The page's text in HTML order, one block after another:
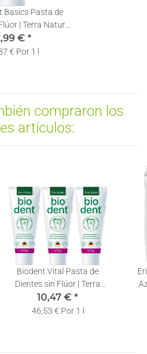
Basics Pasta de
| Terra Natura
| 1 x 75ml
€ *
€ Por 1 l
compraron los
artículos:
Biodent Vital Pasta de
Dientes sin Flúor | Terra
Natura Pasta Dentífrica | 3
x 75ml
10,47 € *
46,53 € Por 1 l